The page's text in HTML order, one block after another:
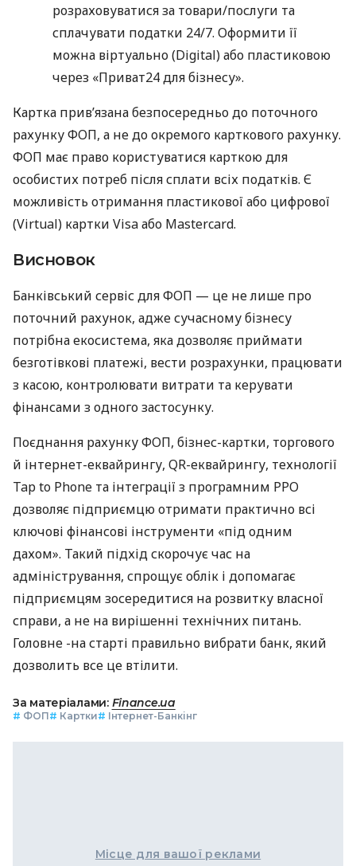
розраховуватися за товари/послуги та
сплачувати податки 24/7. Оформити її
можна віртуально (Digital) або пластиковою
через «Приват24 для бізнесу».
Картка прив’язана безпосередньо до поточного
рахунку ФОП, а не до окремого карткового рахунку.
ФОП має право користуватися карткою для
особистих потреб після сплати всіх податків. Є
можливість отримання пластикової або цифрової
(Virtual) картки Visa або Mastercard.
Висновок
Банківський сервіс для ФОП — це не лише про
поточний рахунок, адже сучасному бізнесу
потрібна екосистема, яка дозволяє приймати
безготівкові платежі, вести розрахунки, працювати
з касою, контролювати витрати та керувати
фінансами з одного застосунку.
Поєднання рахунку ФОП, бізнес-картки, торгового
й інтернет-еквайрингу, QR-еквайрингу, технології
Tap to Phone та інтеграції з програмним РРО
дозволяє підприємцю отримати практично всі
ключові фінансові інструменти «під одним
дахом». Такий підхід скорочує час на
адміністрування, спрощує облік і допомагає
підприємцям зосередитися на розвитку власної
справи, а не на вирішенні технічних питань.
Головне -на старті правильно вибрати банк, який
дозволить все це втілити.
За матеріалами: Finance.ua
# ФОП# Картки# Інтернет-Банкінг
Місце для вашої реклами